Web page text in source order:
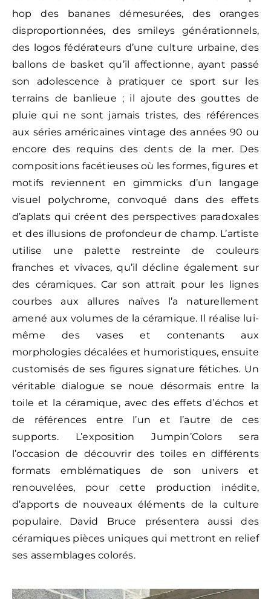
hop des bananes démesurées, des oranges
disproportionnées, des smileys générationnels,
des logos fédérateurs d’une culture urbaine, des
ballons de basket qu’il affectionne, ayant passé
son adolescence à pratiquer ce sport sur les
terrains de banlieue ; il ajoute des gouttes de
pluie qui ne sont jamais tristes, des références
aux séries américaines vintage des années 90 ou
encore des requins des dents de la mer. Des
compositions facétieuses où les formes, figures et
motifs reviennent en gimmicks d’un langage
visuel polychrome, convoqué dans des effets
d’aplats qui créent des perspectives paradoxales
et des illusions de profondeur de champ. L’artiste
utilise une palette restreinte de couleurs
franches et vivaces, qu’il décline également sur
des céramiques. Car son attrait pour les lignes
courbes aux allures naïves l’a naturellement
amené aux volumes de la céramique. Il réalise lui-
même des vases et contenants aux
morphologies décalées et humoristiques, ensuite
customisés de ses figures signature fétiches. Un
véritable dialogue se noue désormais entre la
toile et la céramique, avec des effets d’échos et
de références entre l’un et l’autre de ces
supports. L’exposition Jumpin’Colors sera
l’occasion de découvrir des toiles en différents
formats emblématiques de son univers et
renouvelées, pour cette production inédite,
d’apports de nouveaux éléments de la culture
populaire. David Bruce présentera aussi des
céramiques pièces uniques qui mettront en relief
ses assemblages colorés.